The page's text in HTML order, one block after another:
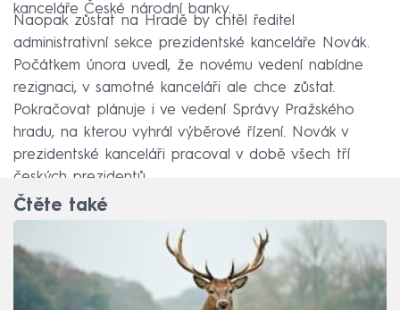
kanceláře České národní banky.
Naopak zůstat na Hradě by chtěl ředitel
administrativní sekce prezidentské kanceláře Novák.
Počátkem února uvedl, že novému vedení nabídne
rezignaci, v samotné kanceláři ale chce zůstat.
Pokračovat plánuje i ve vedení Správy Pražského
hradu, na kterou vyhrál výběrové řízení. Novák v
prezidentské kanceláři pracoval v době všech tří
českých prezidentů.
Čtěte také